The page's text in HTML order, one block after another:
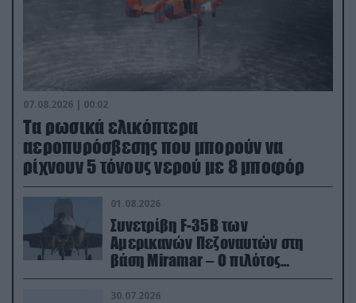
07.08.2026 | 00:02
Τα ρωσικά ελικόπτερα
αεροπυρόσβεσης που μπορούν να
ρίχνουν 5 τόνους νερού με 8 μποφόρ
01.08.2026
Συνετρίβη F-35B των
Αμερικανών Πεζοναυτών στη
βάση Miramar – Ο πιλότος
εκτινάχθηκε εγκαίρως
30.07.2026